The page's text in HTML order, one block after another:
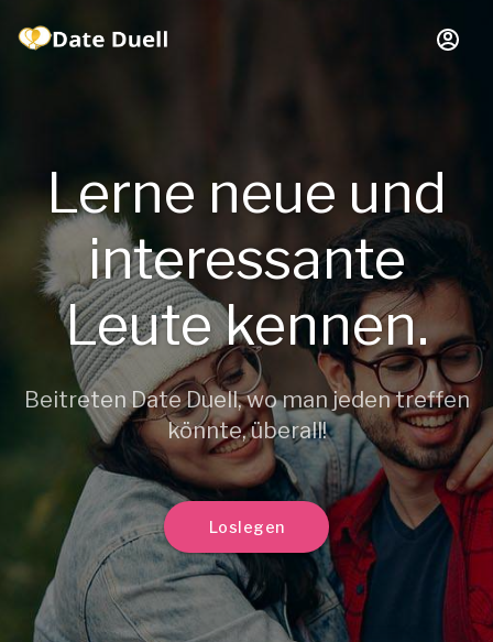
Lerne neue und
interessante
Leute kennen.
Beitreten Date Duell, wo man jeden treffen
könnte, überall!
Loslegen